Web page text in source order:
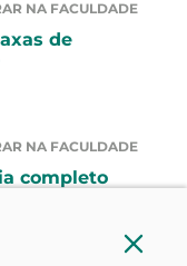
NA FACULDADE
de
NA FACULDADE
completo